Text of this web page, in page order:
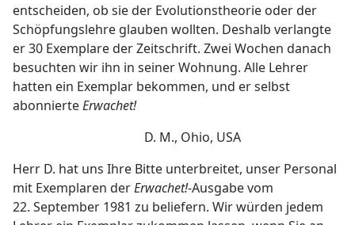
entscheiden, ob sie der Evolutionstheorie oder der
Schöpfungslehre glauben wollten. Deshalb verlangte
er 30 Exemplare der Zeitschrift. Zwei Wochen danach
besuchten wir ihn in seiner Wohnung. Alle Lehrer
hatten ein Exemplar bekommen, und er selbst
abonnierteErwachet!
D. M., Ohio, USA
Herr D. hat uns Ihre Bitte unterbreitet, unser Personal
mit Exemplaren derErwachet!-Ausgabe vom
22. September 1981 zu beliefern. Wir würden jedem